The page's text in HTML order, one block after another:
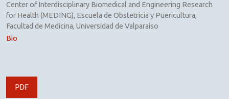
Center of Interdisciplinary Biomedical and Engineering Research
for Health (MEDING), Escuela de Obstetricia y Puericultura,
Facultad de Medicina, Universidad de Valparaíso
Bio
PDF